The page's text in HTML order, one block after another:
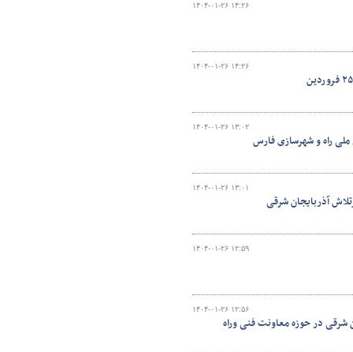
۱۴۰۴-۰۱-۲۶ ۱۴:۲۶
۱۴۰۴-۰۱-۲۶ ۱۴:۲۶
۱۴۰۴-۰۱-۲۶ ۱۳:۰۲
راه و شهرسازی فارس
۱۴۰۴-۰۱-۲۶ ۱۳:۰۱
آذربایجان شرقی
۱۴۰۴-۰۱-۲۶ ۱۲:۵۹
۱۴۰۴-۰۱-۲۶ ۱۲:۵۶
شرقی در حوزه معاونت فنی وراه